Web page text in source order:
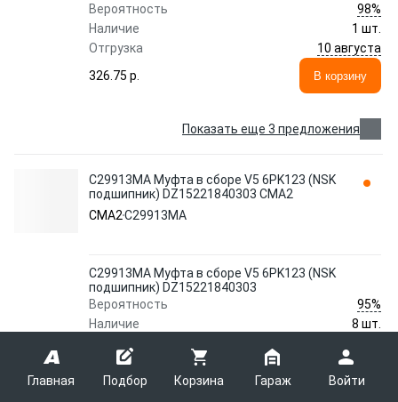
Главная Подбор Корзина Гараж Войти
Вероятность
98%
Наличие
1 шт.
Отгрузка
10 августа
326.75 p.
В корзину
Показать еще 3 предложения
C29913MA Муфта в сборе V5 6PK123 (NSK
подшипник) DZ15221840303 CMA2
CMA2C29913MA
C29913MA Муфта в сборе V5 6PK123 (NSK
подшипник) DZ15221840303
Вероятность
95%
Наличие
8 шт.